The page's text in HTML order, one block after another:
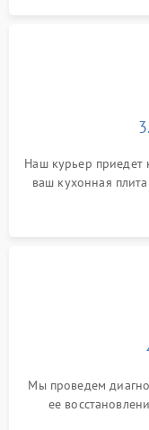
Наш курьер приедет
ваш кухонная
Мы проведем
ее